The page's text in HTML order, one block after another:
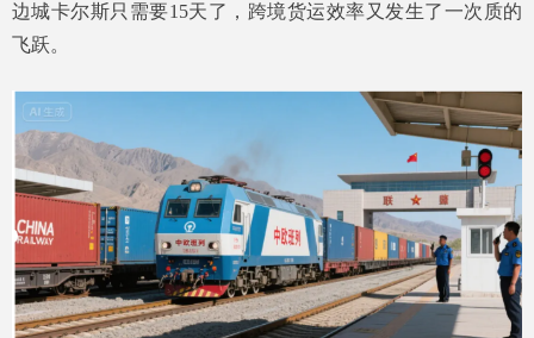
边城卡尔斯只需要15天了，跨境货运效率又发生了一次质的
飞跃。